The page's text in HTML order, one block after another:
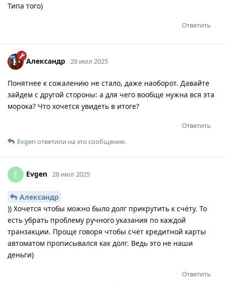
Типа того)
Ответить
Александр 28 июл 2025
Понятнее к сожалению не стало, даже наоборот. Давайте
зайдем с другой стороны: а для чего вообще нужна вся эта
морока? Что хочется увидеть в итоге?
Ответить
Evgen ответили на это сообщение.
E Evgen 28 июл 2025
Александр
)) Хочется чтобы можно было долг прикрутить к счёту. То
есть убрать проблему ручного указания по каждой
транзакции. Проще говоря чтобы счёт кредитной карты
автоматом прописывался как долг. Ведь это не наши
деньги)
Ответить